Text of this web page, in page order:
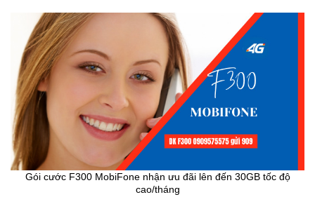
Gói cước F300 MobiFone nhận ưu đãi lên đến 30GB tốc độ
cao/tháng